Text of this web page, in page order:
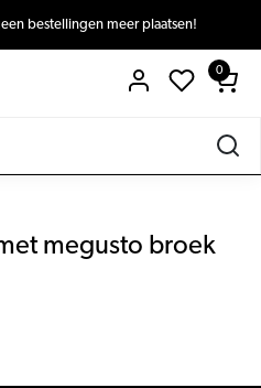
bestellingen meer plaatsen!
0
megusto broek